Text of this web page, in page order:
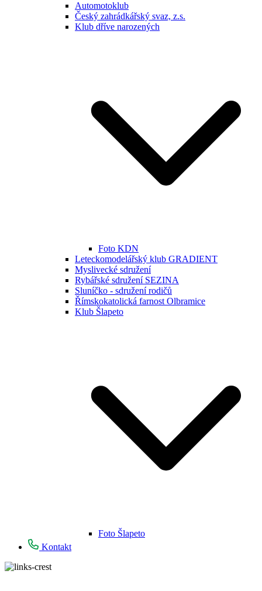
Automotoklub
Český zahrádkářský svaz, z.s.
Klub dříve narozených
Foto KDN
Leteckomodelářský klub GRADIENT
Myslivecké sdružení
Rybářské sdružení SEZINA
Sluníčko - sdružení rodičů
Římskokatolická farnost Olbramice
Klub Šlapeto
Foto Šlapeto
Kontakt